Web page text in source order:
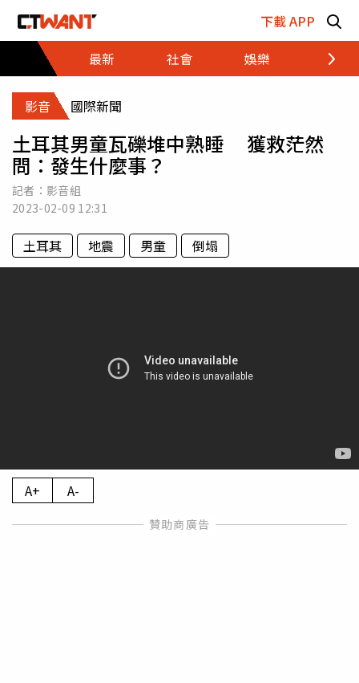
下載 APP
最新
社會 娛樂 財經
影音 國際新聞
土耳其男童瓦礫堆中熟睡 獲救茫然
問：發生什麼事？
記者：影音組
2023-02-09 12:31
土耳其 地震 男童 倒塌
A+ A-